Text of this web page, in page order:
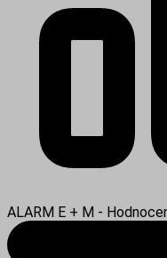
ALARM E + M -